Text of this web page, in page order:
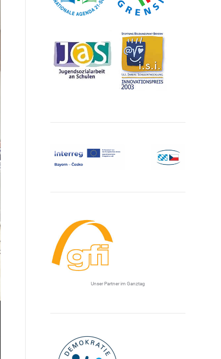
Unser Partner im Ganztag